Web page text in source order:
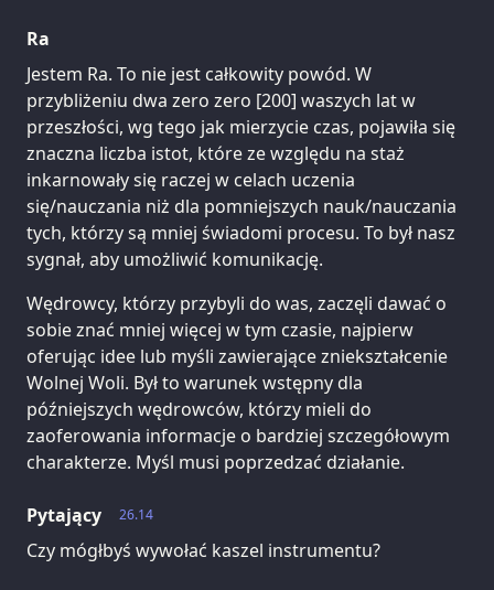
Ra
Jestem Ra. To nie jest całkowity powód. W
przybliżeniu dwa zero zero [200] waszych lat w
przeszłości, wg tego jak mierzycie czas, pojawiła się
znaczna liczba istot, które ze względu na staż
inkarnowały się raczej w celach uczenia
się/nauczania niż dla pomniejszych nauk/nauczania
tych, którzy są mniej świadomi procesu. To był nasz
sygnał, aby umożliwić komunikację.
Wędrowcy, którzy przybyli do was, zaczęli dawać o
sobie znać mniej więcej w tym czasie, najpierw
oferując idee lub myśli zawierające zniekształcenie
Wolnej Woli. Był to warunek wstępny dla
późniejszych wędrowców, którzy mieli do
zaoferowania informacje o bardziej szczegółowym
charakterze. Myśl musi poprzedzać działanie.
26.14
Pytający
Czy mógłbyś wywołać kaszel instrumentu?